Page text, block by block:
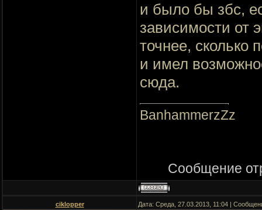
и было бы збс,
зависимости от
точнее, сколько
и имел
сюда.
BanhammerzZz
Сообщение
ciklopper Дата: Среда, 27.03.2013, 11:04 |